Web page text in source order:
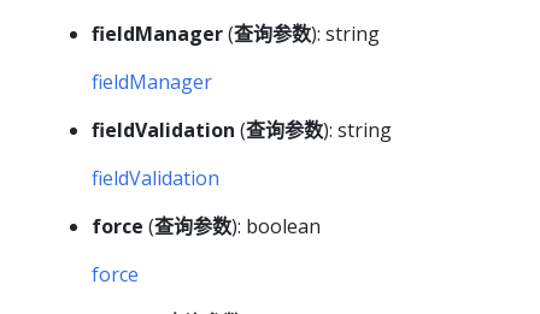
fieldManager(查询参数): string
fieldManager
fieldValidation (查询参数): string
fieldValidation
force (查询参数): boolean
force